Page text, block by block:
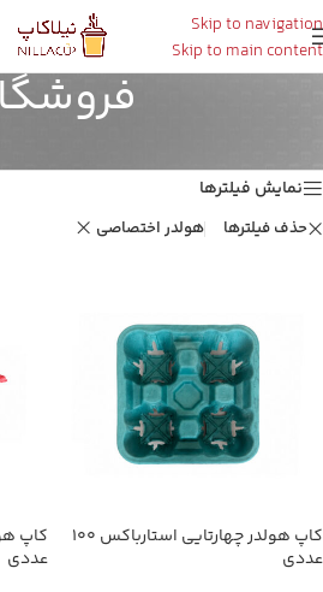
Skip to navigation
Skip to main content
نمایش فیلترها
حذف فیلترها هولدر اختصاصی
کاپ هولدر چهارتایی استارباکس ۱۰۰
عددی
عددی